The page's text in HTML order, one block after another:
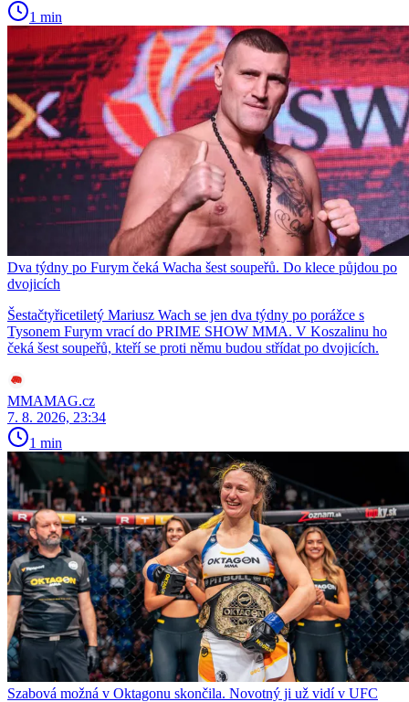
1 min
Dva týdny po Furym čeká Wacha šest soupeřů. Do klece půjdou po
dvojicích
Šestačtyřicetiletý Mariusz Wach se jen dva týdny po porážce s
Tysonem Furym vrací do PRIME SHOW MMA. V Koszalinu ho
čeká šest soupeřů, kteří se proti němu budou střídat po dvojicích.
MMAMAG.cz
7. 8. 2026, 23:34
1 min
Szabová možná v Oktagonu skončila. Novotný ji už vidí v UFC